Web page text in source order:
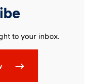
to your inbox.